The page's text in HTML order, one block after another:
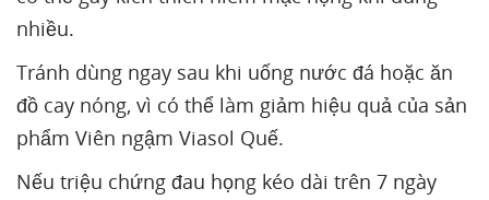
nhiều.
Tránh dùng ngay sau khi uống nước đá hoặc ăn
đồ cay nóng, vì có thể làm giảm hiệu quả của sản
phẩm Viên ngậm Viasol Quế.
Nếu triệu chứng đau họng kéo dài trên 7 ngày